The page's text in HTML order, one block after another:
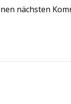
nächsten